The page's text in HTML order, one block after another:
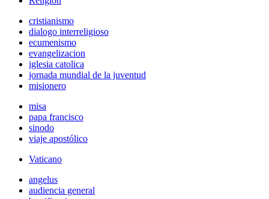
cristianismo
dialogo interreligioso
ecumenismo
evangelizacion
iglesia catolica
jornada mundial de la juventud
misionero
misa
papa francisco
sinodo
viaje apostólico
Vaticano
angelus
audiencia general